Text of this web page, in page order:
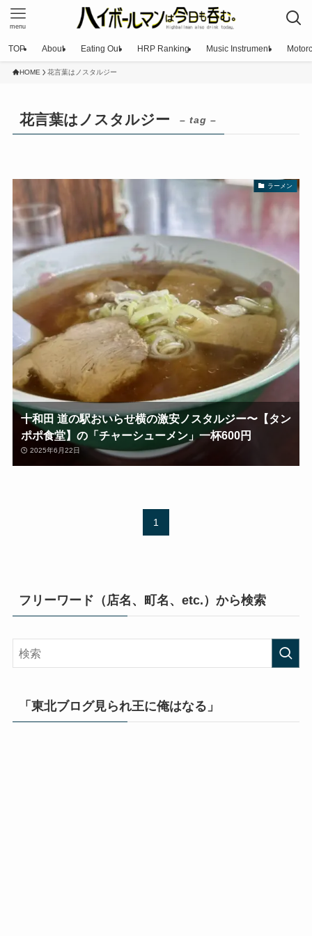
menu
TOP About Eating Out HRP Ranking Music Instrument
HOME 花言葉はノスタルジー
花言葉はノスタルジー – tag –
ラーメン
十和田 道の駅おいらせ横の激安ノスタルジー〜【タン
ポポ食堂】の「チャーシューメン」一杯600円
2025年6月22日
1
フリーワード（店名、町名、etc.）から検索
「東北ブログ見られ王に俺はなる」